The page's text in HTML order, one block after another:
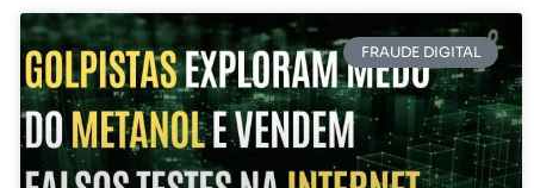
FRAUDE DIGITAL